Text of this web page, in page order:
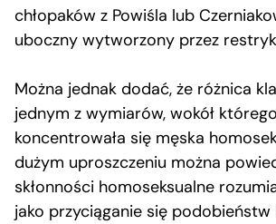
chłopaków z Powiśla lub
uboczny wytworzony przez
Można jednak dodać, że różnica
jednym z wymiarów, wokół którego
koncentrowała się męska
dużym uproszczeniu można
skłonności homoseksualne
jako przyciąganie się podobieństw